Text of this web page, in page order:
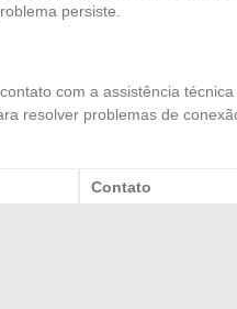
persiste.
com a assistência técnica
resolver problemas de
Contato